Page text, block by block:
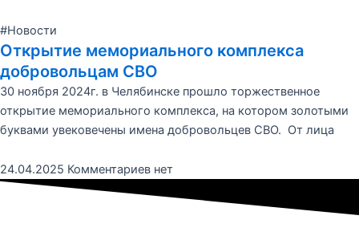
#Новости
Открытие мемориального комплекса
добровольцам СВО
30 ноября 2024г. в Челябинске прошло торжественное
открытие мемориального комплекса, на котором золотыми
буквами увековечены имена добровольцев СВО. От лица
24.04.2025 Комментариев нет